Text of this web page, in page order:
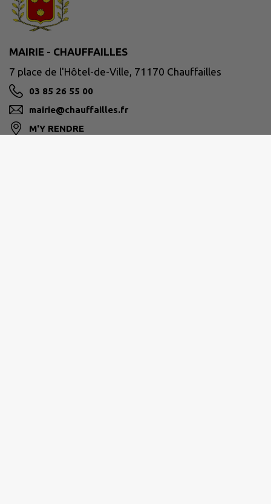
MAIRIE - CHAUFFAILLES
7 place de l'Hôtel-de-Ville, 71170 Chauffailles
03 85 26 55 00
mairie@chauffailles.fr
M'Y RENDRE